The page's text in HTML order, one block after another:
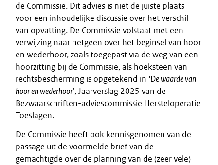
de Commissie. Dit advies is niet de juiste plaats
voor een inhoudelijke discussie over het verschil
van opvatting. De Commissie volstaat met een
verwijzing naar hetgeen over het beginsel van hoor
en wederhoor, zoals toegepast via de weg van een
hoorzitting bij de Commissie, als hoeksteen van
rechtsbescherming is opgetekend in ‘De waarde van
hoor en wederhoor’, Jaarverslag 2025 van de
Bezwaarschriften-adviescommissie Hersteloperatie
Toeslagen.
De Commissie heeft ook kennisgenomen van de
passage uit de voormelde brief van de
gemachtigde over de planning van de (zeer vele)